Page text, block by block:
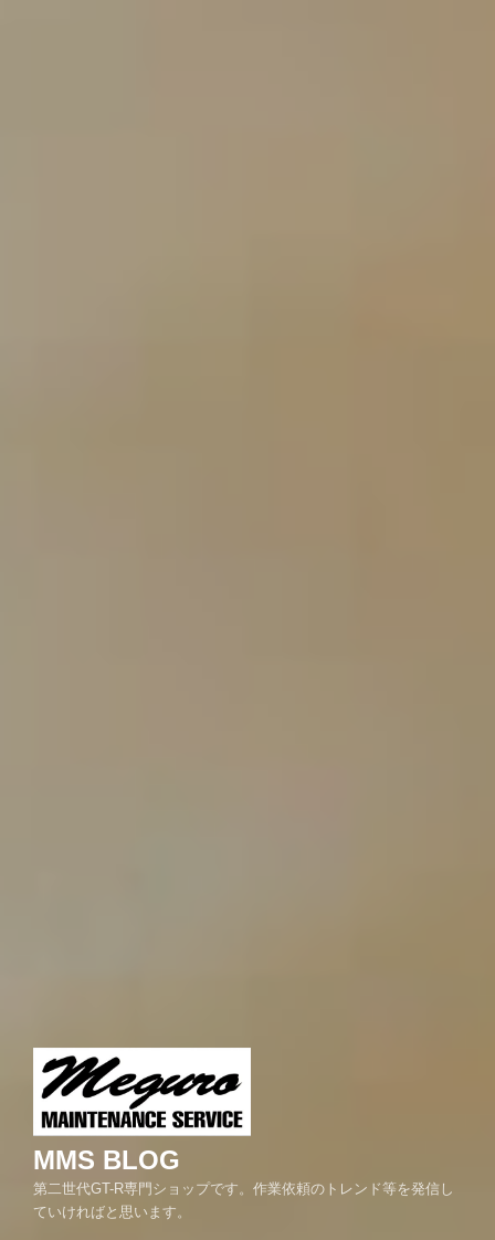
MMS BLOG
第二世代GT-R専門ショップです。作業依頼のトレンド等を発信し
ていければと思います。